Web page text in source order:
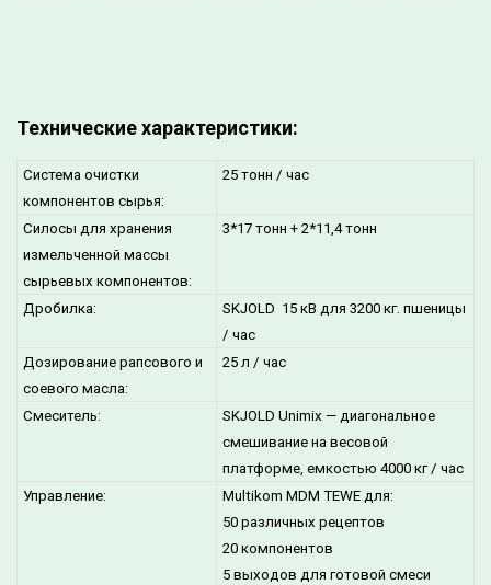
Технические характеристики:
Система очистки
компонентов сырья:
25 тонн / час
Силосы для хранения
измельченной массы
сырьевых компонентов:
3*17 тонн + 2*11,4 тонн
Дробилка:
SKJOLD 15 кВ для 3200 кг. пшеницы
/ час
Дозирование рапсового и
соевого масла:
25 л / час
Смеситель:
SKJOLD Unimix — диагональное
смешивание на весовой
платформе, емкостью 4000 кг / час
Управление:
Multikom MDM TEWE для:
50 различных рецептов
20 компонентов
5 выходов для готовой смеси